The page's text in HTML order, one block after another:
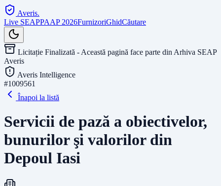
Averis.
Live SEAPPAAP 2026FurnizoriGhidCăutare
Licitație Finalizată - Această pagină face parte din Arhiva SEAP
Averis
Averis Intelligence
#1009561
Înapoi la listă
Servicii de pază a obiectivelor,
bunurilor şi valorilor din
Depoul Iasi